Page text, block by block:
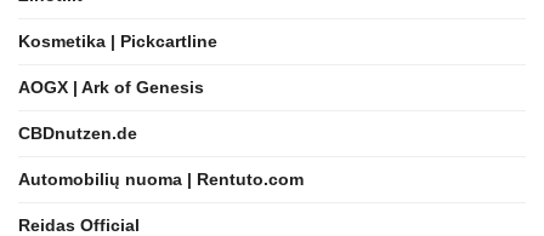
Kosmetika | Pickcartline
AOGX | Ark of Genesis
CBDnutzen.de
Automobilių nuoma | Rentuto.com
Reidas Official